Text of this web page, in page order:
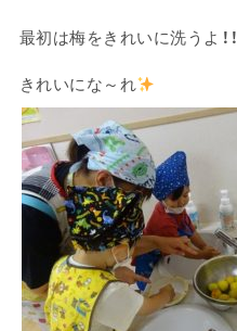
最初は梅をきれいに洗うよ！！
きれいにな～れ